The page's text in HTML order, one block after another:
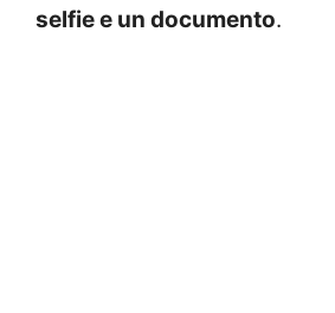
selfie e un documento.